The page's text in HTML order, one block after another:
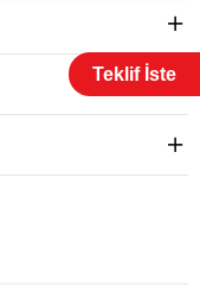
Teklif İste